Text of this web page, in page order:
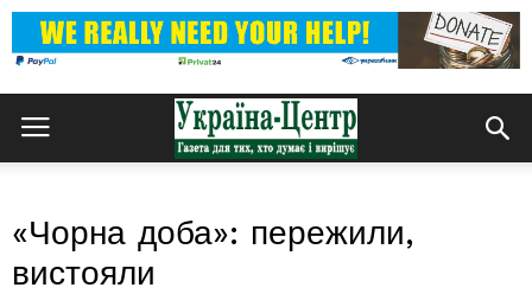
«Чорна доба»: пережили,
вистояли